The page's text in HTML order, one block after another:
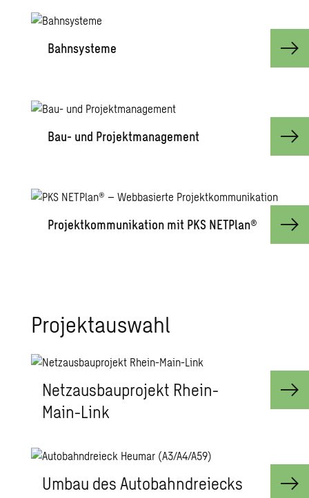
Bahn­sys­te­me
Bau- und Pro­jekt­ma­nage­ment
Pro­jekt­kom­mu­ni­ka­ti­on mit PKS NET­Plan®
Pro­jektaus­wahl
Netz­aus­bau­pro­jekt Rhein-
Main-Link
Umbau des Au­to­bahn­drei­ecks